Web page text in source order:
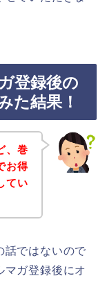
登録後の
た結果！
、巻
お得
てい
話ではないので
マガ登録後にオ